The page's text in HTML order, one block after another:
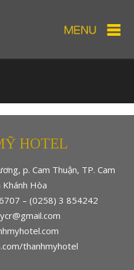
HOTEL
p. Cam Thuận, TP. Cam
Khánh Hòa
– (0258) 3 854242
thanhmyhotel